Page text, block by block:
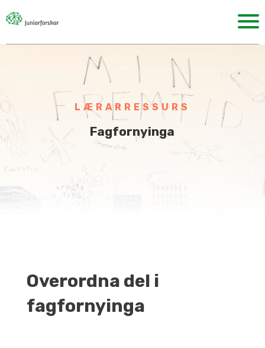
LÆRARRESSURS
Fagfornyinga
Overordna del i
fagfornyinga